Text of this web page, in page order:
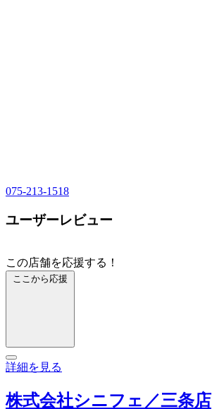
075-213-1518
ユーザーレビュー
この店舗を応援する！
ここから応援
詳細を見る
株式会社シニフェ／三条店